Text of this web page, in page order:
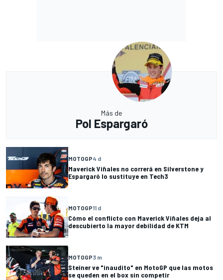
Más de
Pol Espargaró
MOTOGP4 d
Maverick Viñales no correrá en Silverstone y
Espargaró lo sustituye en Tech3
MOTOGP11 d
Cómo el conflicto con Maverick Viñales deja al
descubierto la mayor debilidad de KTM
MOTOGP3 m
Steiner ve "inaudito" en MotoGP que las motos
se queden en el box sin competir